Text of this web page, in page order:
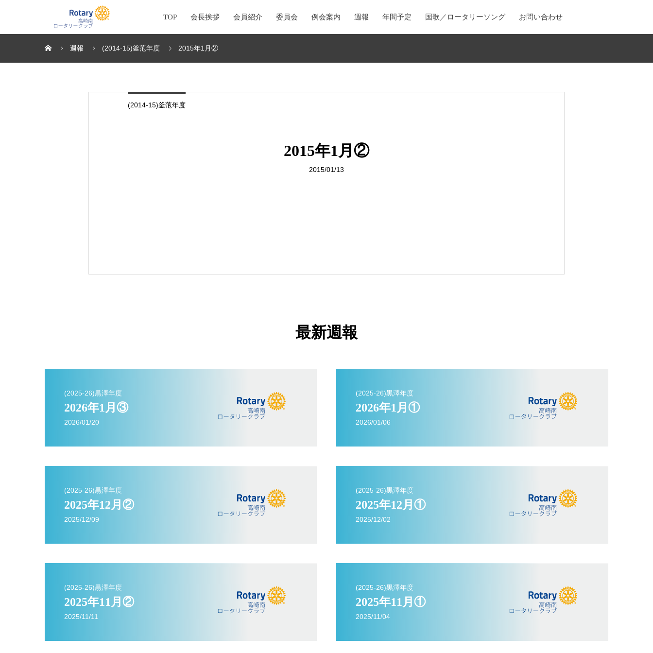
TOP 会長挨拶 会員紹介 委員会 例会案内 週報 年間予定 国歌／ロータリーソング お問い合わせ
週報 (2014-15)釜萢年度 2015年1月②
(2014-15)釜萢年度
2015年1月②
2015/01/13
最新週報
(2025-26)黒澤年度
2026年1月③
2026/01/20
(2025-26)黒澤年度
2026年1月①
2026/01/06
(2025-26)黒澤年度
2025年12月②
2025/12/09
(2025-26)黒澤年度
2025年12月①
2025/12/02
(2025-26)黒澤年度
2025年11月②
2025/11/11
(2025-26)黒澤年度
2025年11月①
2025/11/04